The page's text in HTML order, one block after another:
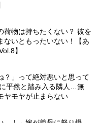
荷物は持ちたくない？ 彼を
ないともったいない！【あ
】
？」って絶対悪いと思って
平然と踏み入る隣人…無
ヤモヤが止まらない